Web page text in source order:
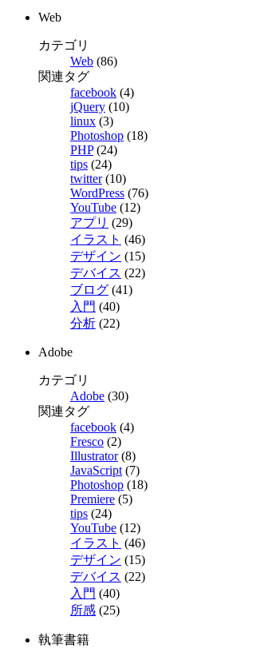
Web
カテゴリ
Web (86)
関連タグ
facebook (4)
jQuery (10)
linux (3)
Photoshop (18)
PHP(24)
tips (24)
twitter(10)
WordPress (76)
YouTube (12)
アプリ (29)
イラスト (46)
デザイン (15)
デバイス (22)
ブログ (41)
入門 (40)
分析 (22)
Adobe
カテゴリ
Adobe (30)
関連タグ
facebook (4)
Fresco (2)
Illustrator(8)
JavaScript (7)
Photoshop (18)
Premiere (5)
tips (24)
YouTube (12)
イラスト (46)
デザイン (15)
デバイス (22)
入門 (40)
所感 (25)
執筆書籍